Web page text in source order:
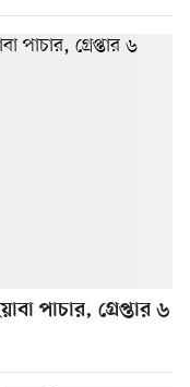
পাচার, গ্রেপ্তার ৬